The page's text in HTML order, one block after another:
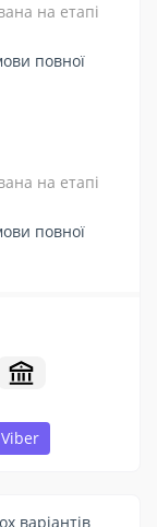
на етапі
повної
на етапі
повної
Viber
варіантів